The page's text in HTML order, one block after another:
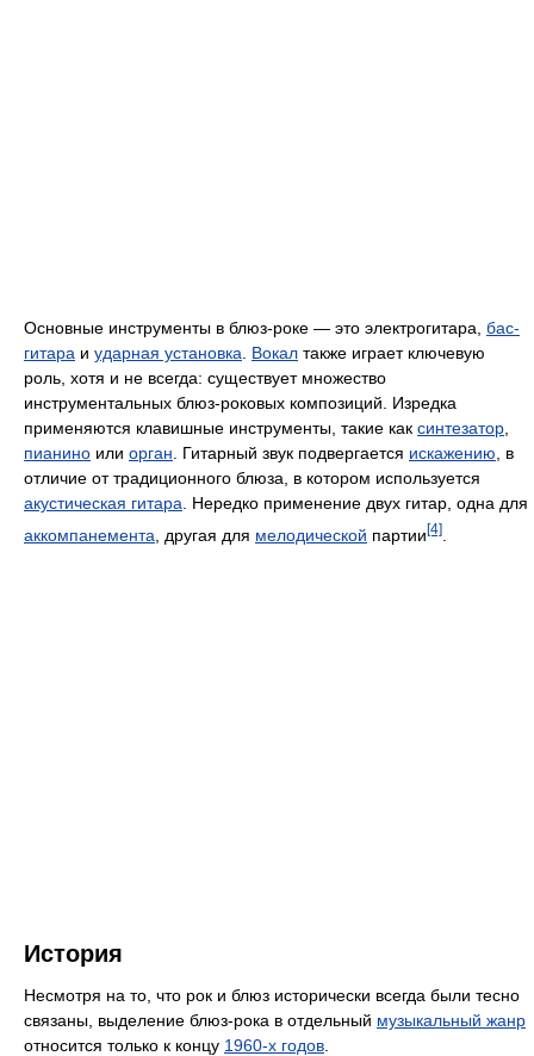
Основные инструменты в блюз-роке — это электрогитара, бас-
гитара и ударная установка Вокал также играет ключевую
роль, хотя и не всегда: существует множество
инструментальных блюз-роковых композиций. Изредка
применяются клавишные инструменты, такие как синтезатор
пианино или орган . Гитарный звук подвергается искажению , в
отличие от традиционного блюза, в котором используется
акустическая гитара . Нередко применение двух гитар, одна для
аккомпанемента , другая для мелодической партии[4]
История
Несмотря на то, что рок и блюз исторически всегда были тесно
связаны, выделение блюз-рока в отдельный музыкальный жанр
относится только к концу 1960-х годов